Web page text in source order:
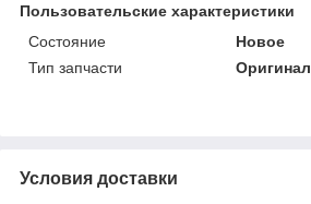
Пользовательские характеристики
Состояние
Новое
Тип запчасти
Оригинал
Условия доставки